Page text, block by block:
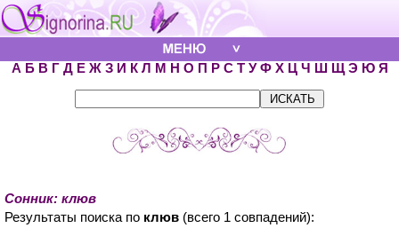
А Б В Г Д Е Ж З И К Л М Н О П Р С Т У Ф Х Ц Ч Ш Щ Э Ю Я
Сонник: клюв
Результаты поиска по клюв (всего 1 совпадений):